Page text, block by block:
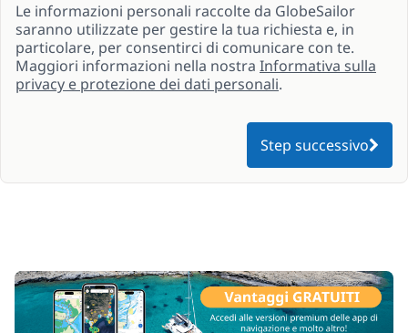
Le informazioni personali raccolte da GlobeSailor
saranno utilizzate per gestire la tua richiesta e, in
particolare, per consentirci di comunicare con te.
Maggiori informazioni nella nostra Informativa sulla
privacy e protezione dei dati personali.
Step successivo